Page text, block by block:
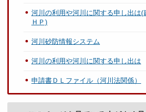
河川の利用や河川に関する申し出は(
ＨＰ)
河川砂防情報システム
河川の利用や河川に関する申し出は
申請書ＤＬファイル（河川法関係）